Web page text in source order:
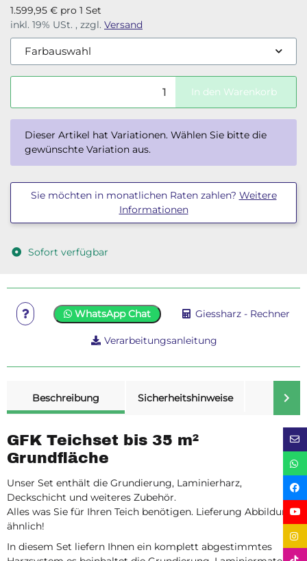
1.599,95 € pro 1 Set
inkl. 19% USt. , zzgl. Versand
Farbauswahl
In den Warenkorb
x
Dieser Artikel hat Variationen. Wählen Sie bitte die
gewünschte Variation aus.
Sie möchten in monatlichen Raten zahlen? Weitere
Informationen
Sofort verfügbar
WhatsApp Chat Giessharz - Rechner
Verarbeitungsanleitung
Beschreibung
Sicherheitshinweise
GFK Teichset bis 35 m²
Grundfläche
Unser Set enthält die Grundierung, Laminierharz,
Deckschicht und weiteres Zubehör.
Alles was Sie für Ihren Teich benötigen. Lieferung Abbildung
ähnlich!
In diesem Set liefern Ihnen ein komplett abgestimmtes